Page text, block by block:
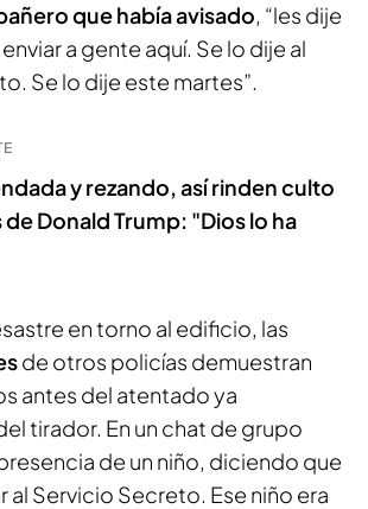
que había avisado, “les dije
a gente aquí. Se lo dije al
Se lo dije este martes”.
y rezando, así rinden culto
Donald Trump: "Dios lo ha
en torno al edificio, las
de otros policías demuestran
antes del atentado ya
tirador. En un chat de grupo
de un niño, diciendo que
al Servicio Secreto. Ese niño era